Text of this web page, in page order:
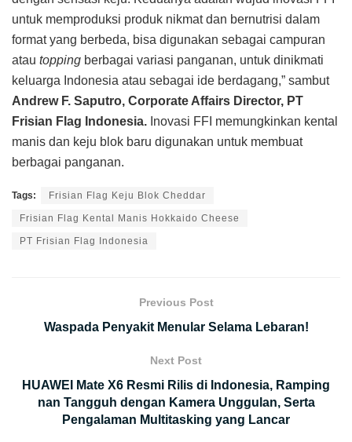
untuk memproduksi produk nikmat dan bernutrisi dalam
format yang berbeda, bisa digunakan sebagai campuran
atau topping berbagai variasi panganan, untuk dinikmati
keluarga Indonesia atau sebagai ide berdagang,” sambut
Andrew F. Saputro, Corporate Affairs Director, PT
Frisian Flag Indonesia. Inovasi FFI memungkinkan kental
manis dan keju blok baru digunakan untuk membuat
berbagai panganan.
Tags: Frisian Flag Keju Blok Cheddar
Frisian Flag Kental Manis Hokkaido Cheese
PT Frisian Flag Indonesia
Previous Post
Waspada Penyakit Menular Selama Lebaran!
Next Post
HUAWEI Mate X6 Resmi Rilis di Indonesia, Ramping
nan Tangguh dengan Kamera Unggulan, Serta
Pengalaman Multitasking yang Lancar